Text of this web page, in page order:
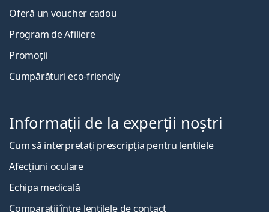
Oferă un voucher cadou
Program de Afiliere
Promoții
Cumpărături eco-friendly
Informații de la experții noștri
Cum să interpretați prescripția pentru lentilele
Afecțiuni oculare
Echipa medicală
Comparații între lentilele de contact